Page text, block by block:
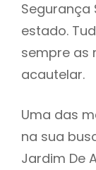
Segurança
estado.
sempre as
acautelar.
Uma das
na sua
Jardim De